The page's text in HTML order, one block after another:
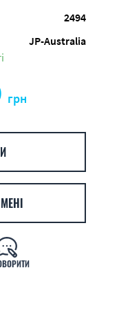
2494
JP-Australia
грн